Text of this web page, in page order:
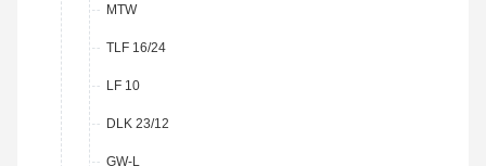
MTW
TLF 16/24
LF 10
DLK 23/12
GW-L